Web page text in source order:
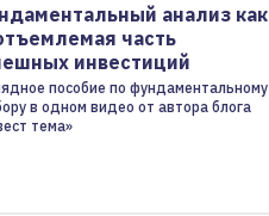
анализ как
часть
инвестиций
пособие по фундаментальному
в одном видео от автора блога
тема»
инвестиций